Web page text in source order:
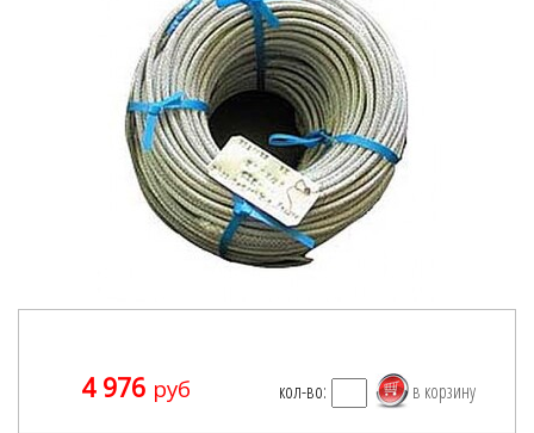
4 976 руб кол-во: